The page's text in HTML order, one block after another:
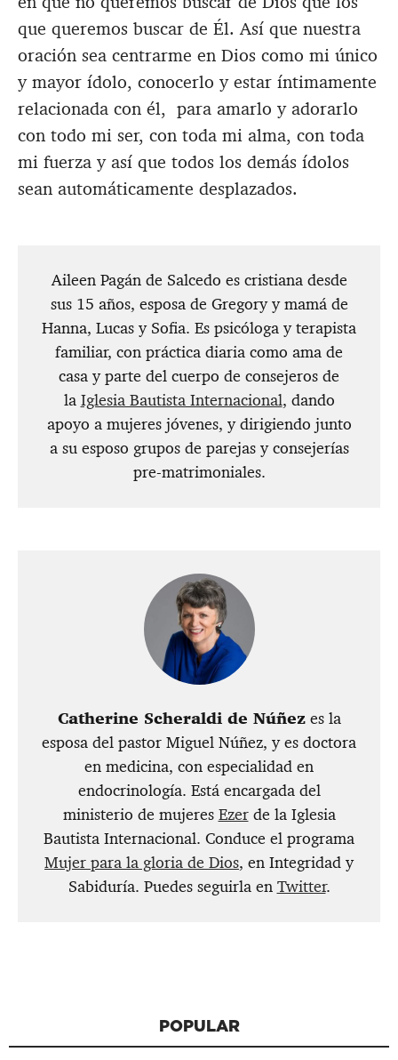
que queremos buscar de Él. Así que nuestra
oración sea centrarme en Dios como mi único
y mayor ídolo, conocerlo y estar íntimamente
relacionada con él, para amarlo y adorarlo
con todo mi ser, con toda mi alma, con toda
mi fuerza y así que todos los demás ídolos
sean automáticamente desplazados.
​Aileen Pagán de Salcedo es cristiana desde
sus 15 años, esposa de Gregory y mamá de
Hanna, Lucas y Sofia. Es psicóloga y terapista
familiar, con práctica diaria como ama de
casa y parte del cuerpo de consejeros de
la Iglesia Bautista Internacional, dando
apoyo a mujeres jóvenes, y dirigiendo junto
a su esposo grupos de parejas y consejerías
pre-matrimoniales.
​Catherine Scheraldi de Núñezes la
esposa del pastor Miguel Núñez, y es doctora
en medicina, con especialidad en
endocrinología. Está encargada del
ministerio de mujeres Ezerde la Iglesia
Bautista Internacional. Conduce el programa
Mujer para la gloria de Dios, en Integridad y
Sabiduría. Puedes seguirla en Twitter.
POPULAR